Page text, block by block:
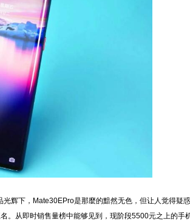
辉下，Mate30EPro是那麼的黯然无色，但让人觉得疑
。从即时销售量榜中能够见到，现阶段5500元之上的手